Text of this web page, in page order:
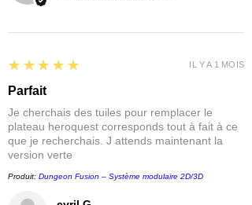
regroupant le livre de base et
Contenu :
Modes solo, coopératif et
affrontement
Une campagne de 26 scénarios
Un bestiaire de 37 créatures
Un générateur aléatoire de
personnages
5
★★★★★
Parfait
Je cherchais des tuiles pour remplacer le
plateau heroquest corresponds tout à fait à ce
que je recherchais. J attends maintenant la
version verte
Produit: Dungeon Fusion – Système modulaire 2D/3D
IL Y A 1 MOIS